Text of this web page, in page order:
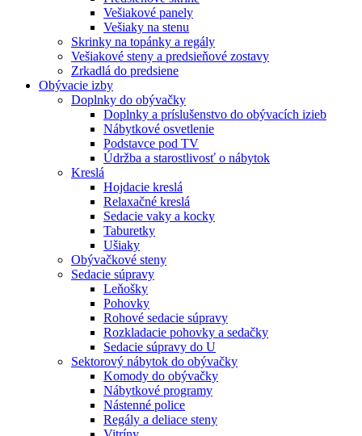
Vešiakové panely
Vešiaky na stenu
Skrinky na topánky a regály
Vešiakové steny a predsieňové zostavy
Zrkadlá do predsiene
Obývacie izby
Doplnky do obývačky
Doplnky a príslušenstvo do obývacích izieb
Nábytkové osvetlenie
Podstavce pod TV
Údržba a starostlivosť o nábytok
Kreslá
Hojdacie kreslá
Relaxačné kreslá
Sedacie vaky a kocky
Taburetky
Ušiaky
Obývačkové steny
Sedacie súpravy
Leňošky
Pohovky
Rohové sedacie súpravy
Rozkladacie pohovky a sedačky
Sedacie súpravy do U
Sektorový nábytok do obývačky
Komody do obývačky
Nábytkové programy
Nástenné police
Regály a deliace steny